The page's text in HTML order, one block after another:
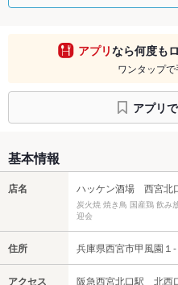
アプリなら何度も
ワンタップ
アプリ
基本情報
店名 ハッケン酒場 西宮北
炭火焼 焼き鳥 国産鶏 飲み
迎会
住所 兵庫県西宮市甲風園
アクセス 阪急西宮北口駅 北西